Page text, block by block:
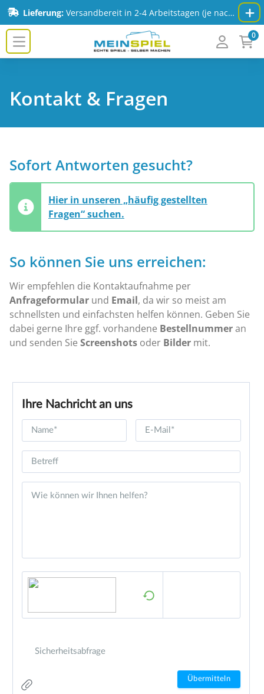
Zum Inhalt springen
Lieferung:Versandbereit in 2-4 Arbeitstagen (je nach Spiel & Auflage) - Mehr Infos:
MeinSpiel.de 0
Kontakt & Fragen
Sofort Antworten gesucht?
Hier in unseren „häufig gestellten
Fragen“ suchen.
So können Sie uns erreichen:
Wir empfehlen die Kontaktaufnahme per
Anfrageformular und Email, da wir so meist am
schnellsten und einfachsten helfen können. Geben Sie
dabei gerne Ihre ggf. vorhandene Bestellnummeran
und senden Sie Screenshots oder Bilder mit.
Ihre Nachricht an uns